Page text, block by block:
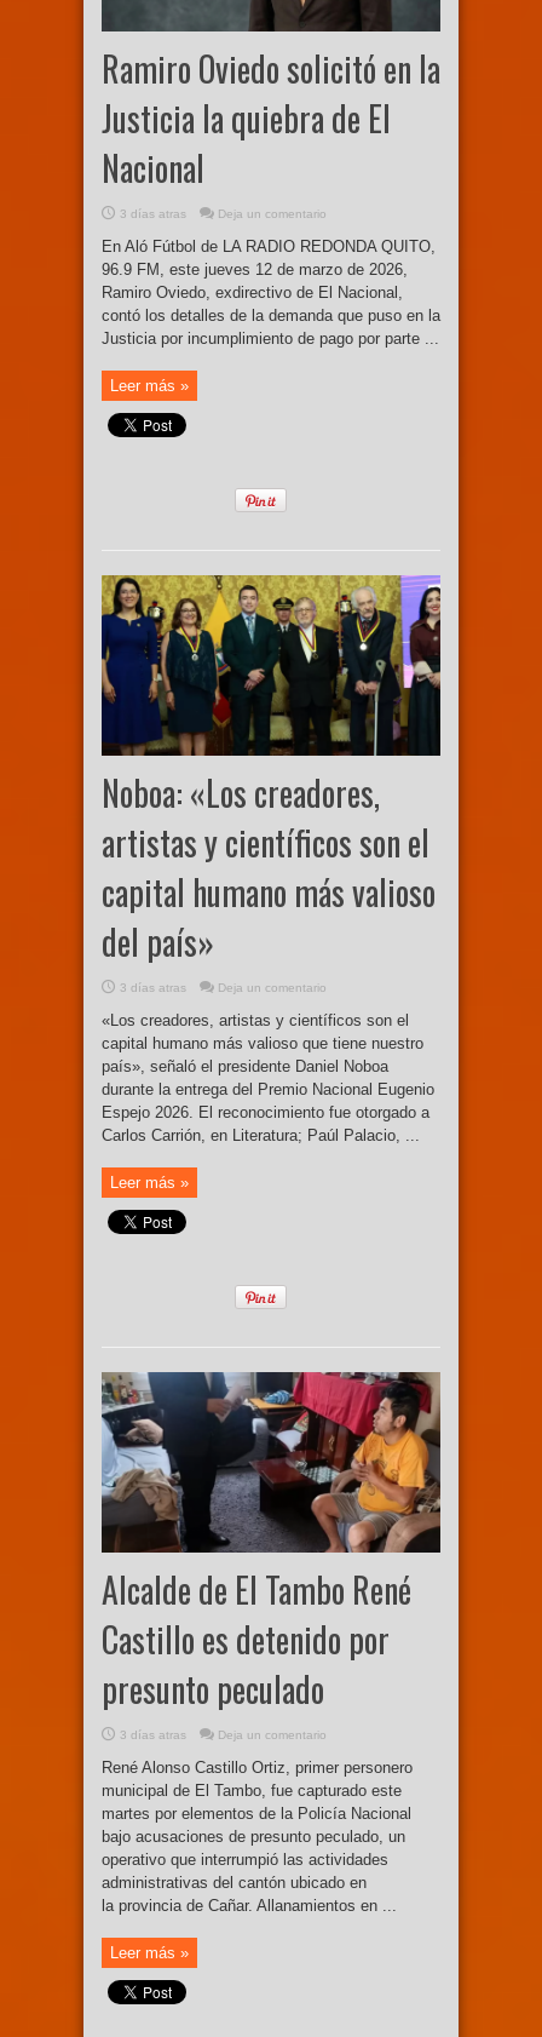
Ramiro Oviedo solicitó en la
Justicia la quiebra de El
Nacional
3 días atras Deja un comentario
En Aló Fútbol de LA RADIO REDONDA QUITO,
96.9 FM, este jueves 12 de marzo de 2026,
Ramiro Oviedo, exdirectivo de El Nacional,
contó los detalles de la demanda que puso en la
Justicia por incumplimiento de pago por parte ...
Leer más »
Noboa: «Los creadores,
artistas y científicos son el
capital humano más valioso
del país»
3 días atras Deja un comentario
«Los creadores, artistas y científicos son el
capital humano más valioso que tiene nuestro
país», señaló el presidente Daniel Noboa
durante la entrega del Premio Nacional Eugenio
Espejo 2026. El reconocimiento fue otorgado a
Carlos Carrión, en Literatura; Paúl Palacio, ...
Leer más »
Alcalde de El Tambo René
Castillo es detenido por
presunto peculado
3 días atras Deja un comentario
René Alonso Castillo Ortiz, primer personero
municipal de El Tambo, fue capturado este
martes por elementos de la Policía Nacional
bajo acusaciones de presunto peculado, un
operativo que interrumpió las actividades
administrativas del cantón ubicado en
la provincia de Cañar. Allanamientos en ...
Leer más »